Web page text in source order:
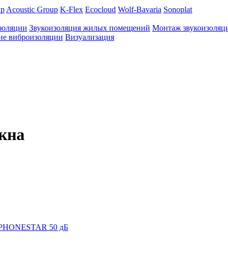
Acoustic Group K-Flex Ecocloud Wolf-Bavaria Sonoplat
Звукоизоляция жилых помещений Монтаж
виброизоляции Визуализация
50 дБ